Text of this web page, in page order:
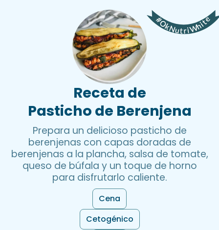
Receta de
Pasticho de Berenjena
Prepara un delicioso pasticho de
berenjenas con capas doradas de
berenjenas a la plancha, salsa de tomate,
queso de búfala y un toque de horno
para disfrutarlo caliente.
Cena
Cetogénico